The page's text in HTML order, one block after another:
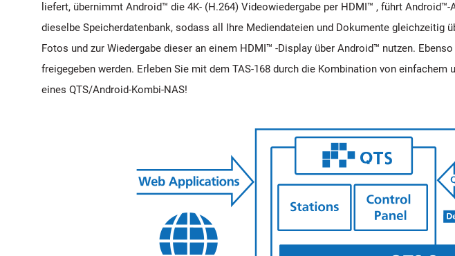
liefert, übernimmt Android™ die 4K- (H.264) Videowiedergabe per HDMI™ , führt
dieselbe Speicherdatenbank, sodass all Ihre Mediendateien und Dokumente gleichzeitig
Fotos und zur Wiedergabe dieser an einem HDMI™ -Display über Android™ nutzen.
freigegeben werden. Erleben Sie mit dem TAS-168 durch die Kombination von
eines QTS/Android-Kombi-NAS!